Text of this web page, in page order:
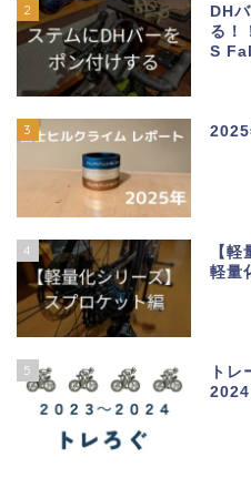
2
DH
る！
S
3 2025
4
【
軽量
5
ト
2024